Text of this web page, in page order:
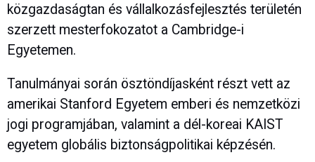
közgazdaságtan és vállalkozásfejlesztés területén
szerzett mesterfokozatot a Cambridge-i
Egyetemen.
Tanulmányai során ösztöndíjasként részt vett az
amerikai Stanford Egyetem emberi és nemzetközi
jogi programjában, valamint a dél-koreai KAIST
egyetem globális biztonságpolitikai képzésén.